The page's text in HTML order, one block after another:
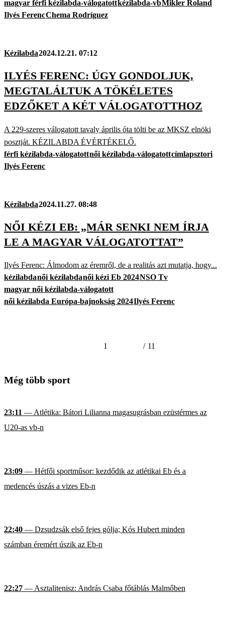
magyar férfi kézilabda-válogatottkézilabda-vbMikler Roland
Ilyés FerencChema Rodríguez
Kézilabda2024.12.21. 07:12
ILYÉS FERENC: ÚGY GONDOLJUK,
MEGTALÁLTUK A TÖKÉLETES
EDZŐKET A KÉT VÁLOGATOTTHOZ
A 229-szeres válogatott tavaly április óta tölti be az MKSZ elnöki
posztját. KÉZILABDA ÉVÉRTÉKELŐ.
férfi kézilabda-válogatottnői kézilabda-válogatottcímlapsztori
Ilyés Ferenc
Kézilabda2024.11.27. 08:48
NŐI KÉZI EB: „MÁR SENKI NEM ÍRJA
LE A MAGYAR VÁLOGATOTTAT”
Ilyés Ferenc: Álmodom az éremről, de a realitás azt mutatja, hogy...
kézilabdanői kézilabdanői kézi Eb 2024NSO Tv
magyar női kézilabda-válogatott
női kézilabda Európa-bajnokság 2024Ilyés Ferenc
1 / 11
Még több sport
23:11 — Atlétika: Bátori Lilianna magasugrásban ezüstérmes az
U20-as vb-n
23:09 — Hétfői sportműsor: kezdődik az atlétikai Eb és a
medencés úszás a vizes Eb-n
22:40 — Dzsudzsák első fejes gólja; Kós Hubert minden
számban éremért úszik az Eb-n
22:27 — Asztalitenisz: András Csaba főtáblás Malmőben